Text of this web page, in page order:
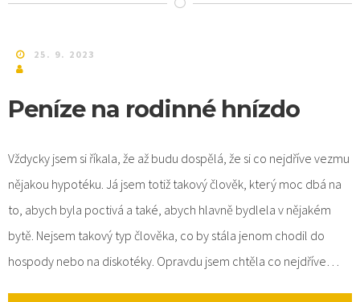
25. 9. 2023
Peníze na rodinné hnízdo
Vždycky jsem si říkala, že až budu dospělá, že si co nejdříve vezmu
nějakou hypotéku. Já jsem totiž takový člověk, který moc dbá na
to, abych byla poctivá a také, abych hlavně bydlela v nějakém
bytě. Nejsem takový typ člověka, co by stála jenom chodil do
hospody nebo na diskotéky. Opravdu jsem chtěla co nejdříve…